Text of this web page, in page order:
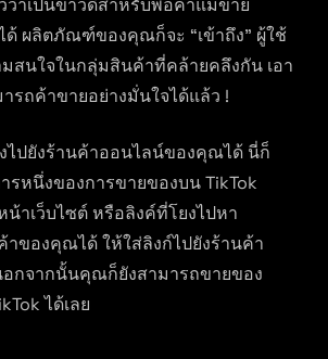
ว่าเป็นข่าวดีสำหรับพ่อค้าแม่ขาย
ด้ ผลิตภัณฑ์ของคุณก็จะ “เข้าถึง” ผู้ใช้
นใจในกลุ่มสินค้าที่คล้ายคลึงกัน เอา
ถค้าขายอย่างมั่นใจได้แล้ว !
ไปยังร้านค้าออนไลน์ของคุณได้ นี่ก็
รหนึ่งของการขายของบน TikTok
าเว็บไซต์ หรือลิงค์ที่โยงไปหา
ของคุณได้ ให้ใส่ลิงก์ไปยังร้านค้า
อกจากนั้นคุณก็ยังสามารถขายของ
ได้เลย